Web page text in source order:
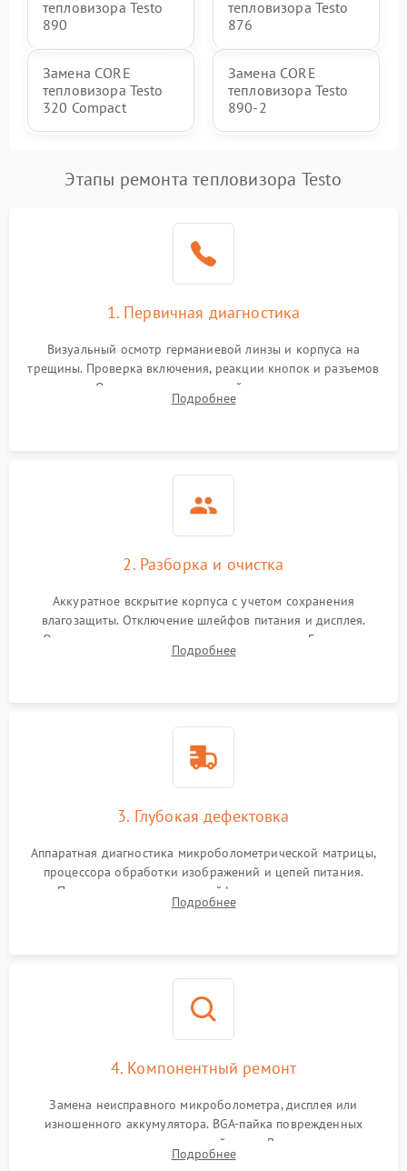
тепловизора Testo
890
тепловизора Testo
876
Замена CORE
тепловизора Testo
320 Compact
Замена CORE
тепловизора Testo
890-2
Этапы ремонта тепловизора Testo
1. Первичная диагностика
Визуальный осмотр германиевой линзы и корпуса на
трещины. Проверка включения, реакции кнопок и разъемов
зарядки. Оценка вывода тепловой сигнатуры на экран,
проверка базовых функций и считывание системных
Подробнее
2. Разборка и очистка
Аккуратное вскрытие корпуса с учетом сохранения
влагозащиты. Отключение шлейфов питания и дисплея.
Очистка внутренних плат от окислов и пыли. Бережная
обработка германиевого объектива специализированными
Подробнее
3. Глубокая дефектовка
Аппаратная диагностика микроболометрической матрицы,
процессора обработки изображений и цепей питания.
Проверка целостности шлейфов, модуля памяти и
интерфейсов связи. Выявление сгоревших SMD-компонентов
Подробнее
4. Компонентный ремонт
Замена неисправного микроболометра, дисплея или
изношенного аккумулятора. BGA-пайка поврежденных
контроллеров на материнской плате. Восстановление
разъемов и кнопок, замена поврежденных элементов
Подробнее